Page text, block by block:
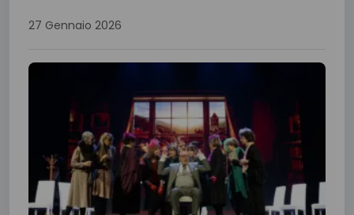
27 Gennaio 2026